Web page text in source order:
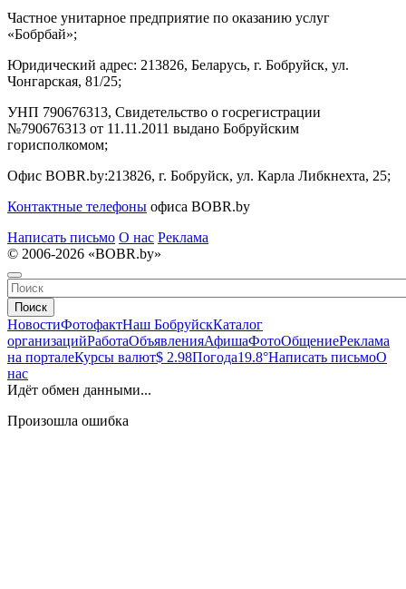
Частное унитарное предприятие по оказанию услуг
«Бобрбай»;
Юридический адрес: 213826, Беларусь, г. Бобруйск, ул.
Чонгарская, 81/25;
УНП 790676313, Свидетельство о госрегистрации
№790676313 от 11.11.2011 выдано Бобруйским
горисполкомом;
Офис BOBR.by:213826, г. Бобруйск, ул. Карла Либкнехта, 25;
Контактные телефоны офиса BOBR.by
Написать письмо О нас Реклама
© 2006-2026 «BOBR.by»
Поиск
НовостиФотофактНаш БобруйскКаталог
организацийРаботаОбъявленияАфишаФотоОбщениеРеклама
на порталеКурсы валют$ 2.98Погода19.8°Написать письмоО
нас
Идёт обмен данными...
Произошла ошибка